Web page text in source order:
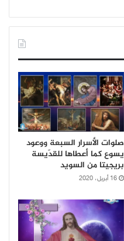
صلوات الأسرار السبعة ووعود
يسوع كما أعطاها للقدّيسة
بريجيتا من السويد
16 أبريل، 2020